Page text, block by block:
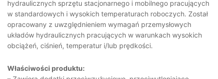
hydraulicznych sprzętu stacjonarnego i mobilnego pracujących
w standardowych i wysokich temperaturach roboczych. Został
opracowany z uwzględnieniem wymagań przemysłowych
układów hydraulicznych pracujących w warunkach wysokich
obciążeń, ciśnień, temperatur i/lub prędkości.
Właściwości produktu: